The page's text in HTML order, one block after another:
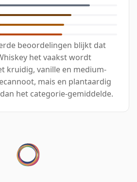
beoordelingen blijkt dat
het vaakst wordt
kruidig, vanille en medium-
mais en plantaardig
het categorie-gemiddelde.